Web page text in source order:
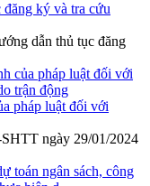
ký và tra cứu
dẫn thủ tục đăng
pháp luật đối với
ngày 29/01/2024